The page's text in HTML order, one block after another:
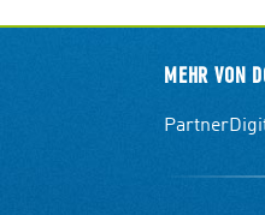
MEHR VON
Partner